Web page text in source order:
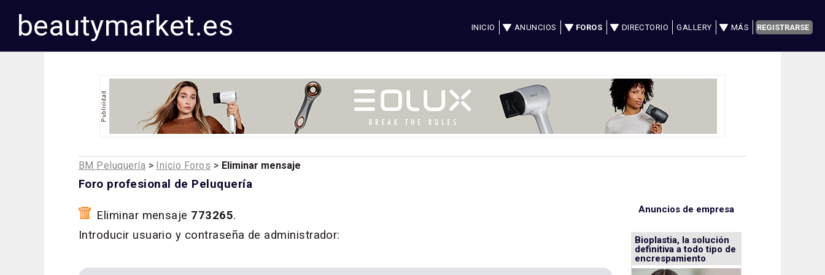
beautymarket.es INICIO ANUNCIOS FOROS DIRECTORIO GALLERY MÁS REGISTRARSE
BM Peluquería > Inicio Foros > Eliminar mensaje
Foro profesional de Peluquería
Eliminar mensaje 773265.
Introducir usuario y contraseña de administrador:
Anuncios de empresa
Bioplastia, la solución
definitiva a todo tipo de
encrespamiento